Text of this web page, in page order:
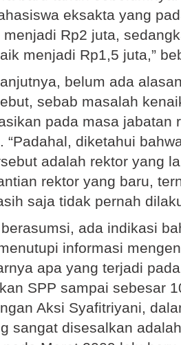
eksakta yang
Rp2 juta,
menjadi Rp1,5 juta,”
belum ada
sebab masalah
pada masa jabatan
“Padahal, diketahui
adalah rektor yang
rektor yang baru,
saja tidak pernah
ada indikasi
informasi
apa yang terjadi
SPP sampai sebesar
Aksi Syafitriyani,
sangat disesalkan